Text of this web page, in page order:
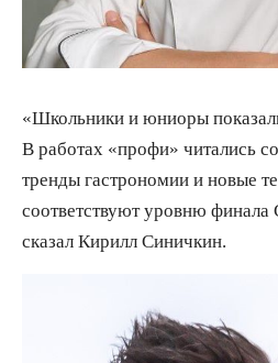
«Школьники и юниоры
В работах «профи» читались
тренды гастрономии и новые
соответствуют уровню финала
сказал Кирилл Синичкин.